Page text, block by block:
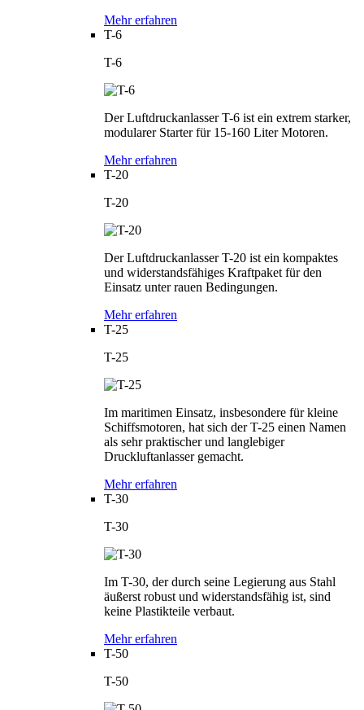
Mehr erfahren
T-6
T-6
Der Luftdruckanlasser T-6 ist ein extrem starker,
modularer Starter für 15-160 Liter Motoren.
Mehr erfahren
T-20
T-20
Der Luftdruckanlasser T-20 ist ein kompaktes
und widerstandsfähiges Kraftpaket für den
Einsatz unter rauen Bedingungen.
Mehr erfahren
T-25
T-25
Im maritimen Einsatz, insbesondere für kleine
Schiffsmotoren, hat sich der T-25 einen Namen
als sehr praktischer und langlebiger
Druckluftanlasser gemacht.
Mehr erfahren
T-30
T-30
Im T-30, der durch seine Legierung aus Stahl
äußerst robust und widerstandsfähig ist, sind
keine Plastikteile verbaut.
Mehr erfahren
T-50
T-50